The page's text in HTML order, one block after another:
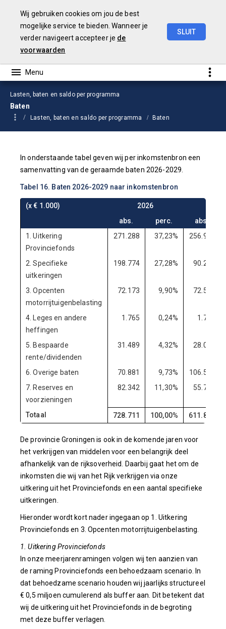
Wij gebruiken cookies om jou de best
mogelijke service te bieden. Wanneer je
verder navigeert accepteer je de
voorwaarden
SLUIT
Lasten, baten en saldo per programma
Baten
Lasten, baten en saldo per programma Baten
In onderstaande tabel geven wij per inkomstenbron een
samenvatting van de geraamde baten 2026-2029.
Tabel 16. Baten 2026-2029 naar inkomstenbron
(x € 1.000) 2026
abs.
perc.
abs.
1. Uitkering
Provinciefonds
271.288 37,23% 256.970
2. Specifieke
uitkeringen
198.774 27,28% 90.208
3. Opcenten
motorrijtuigenbelasting
72.173 9,90% 72.555
4. Leges en andere
heffingen
1.765 0,24% 1.765
5. Bespaarde
rente/dividenden
31.489 4,32% 28.005
6. Overige baten 70.881 9,73%
106.553
7. Reserves en
voorzieningen
82.342 11,30% 55.793
Totaal 728.711 100,00% 611.848
De provincie Groningen is ook in de komende jaren voor
het verkrijgen van middelen voor een belangrijk deel
afhankelijk van de rijksoverheid. Daarbij gaat het om de
inkomsten die wij van het Rijk verkrijgen via onze
uitkering uit het Provinciefonds en een aantal specifieke
uitkeringen.
Hieronder wordt kort nader ingegaan op 1. Uitkering
Provinciefonds en 3. Opcenten motorrijtuigenbelasting.
1. Uitkering Provinciefonds
In onze meerjarenramingen volgen wij ten aanzien van
de raming Provinciefonds een behoedzaam scenario. In
dat behoedzame scenario houden wij jaarlijks structureel
€ 0,5 miljoen cumulerend als buffer aan. Dit betekent dat
wij de uitkering uit het Provinciefonds in de begroting
met deze buffer verlagen.